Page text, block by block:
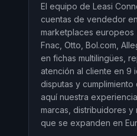
El equipo de Leasi
cuentas de vendedor
marketplaces europeos
Fnac, Otto, Bol.com,
en fichas multilingües,
atención al cliente en 9
disputas y cumplimiento
aquí nuestra
marcas, distribuidores
que se expanden en